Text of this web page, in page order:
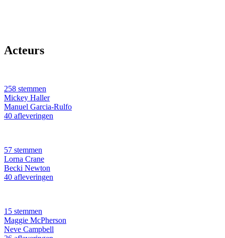
Acteurs
258 stemmen
Mickey Haller
Manuel Garcia-Rulfo
40 afleveringen
57 stemmen
Lorna Crane
Becki Newton
40 afleveringen
15 stemmen
Maggie McPherson
Neve Campbell